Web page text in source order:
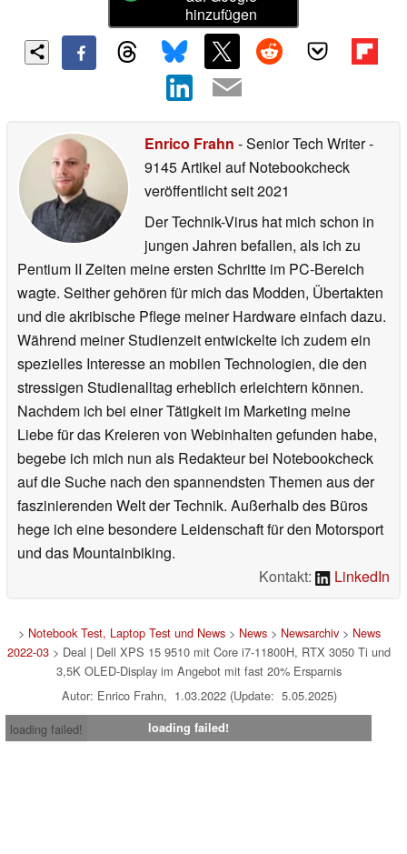
hinzufügen
Enrico Frahn - Senior Tech Writer-
9145 Artikel auf Notebookcheck
veröffentlichtseit 2021
Der Technik-Virus hat mich schon in
jungen Jahren befallen, als ich zu
Pentium II Zeiten meine ersten Schritte im PC-Bereich
wagte. Seither gehören für mich das Modden, Übertakten
und die akribische Pflege meiner Hardware einfach dazu.
Während meiner Studienzeit entwickelte ich zudem ein
spezielles Interesse an mobilen Technologien, die den
stressigen Studienalltag erheblich erleichtern können.
Nachdem ich bei einer Tätigkeit im Marketing meine
Liebe für das Kreieren von Webinhalten gefunden habe,
begebe ich mich nun als Redakteur bei Notebookcheck
auf die Suche nach den spannendsten Themen aus der
faszinierenden Welt der Technik. Außerhalb des Büros
hege ich eine besondere Leidenschaft für den Motorsport
und das Mountainbiking.
Kontakt:
LinkedIn
> Notebook Test, Laptop Test und News> News> Newsarchiv> News
2022-03 > Deal | Dell XPS 15 9510 mit Core i7-11800H, RTX 3050 Ti und
3,5K OLED-Display im Angebot mit fast 20% Ersparnis
Autor: Enrico Frahn, 1.03.2022 (Update: 5.05.2025)
loading failed!
loading failed!